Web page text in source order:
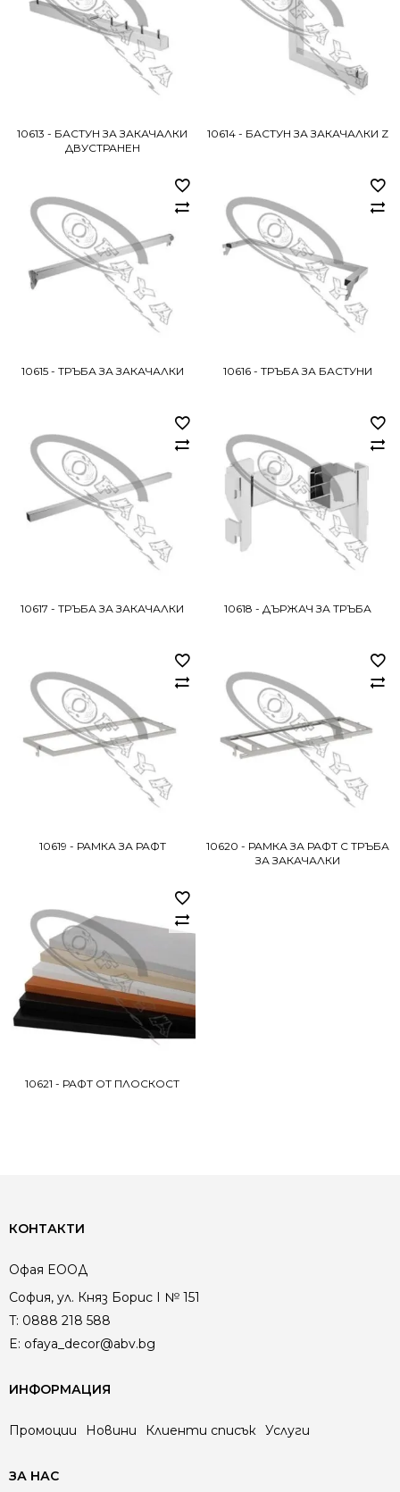
10613 - БАСТУН ЗА ЗАКАЧАЛКИ
ДВУСТРАНЕН
10614 - БАСТУН ЗА ЗАКАЧАЛКИ Z
10615 - ТРЪБА ЗА ЗАКАЧАЛКИ 10616 - ТРЪБА ЗА БАСТУНИ
10617 - ТРЪБА ЗА ЗАКАЧАЛКИ 10618 - ДЪРЖАЧ ЗА ТРЪБА
10619 - РАМКА ЗА РАФТ
10620 - РАМКА ЗА РАФТ С ТРЪБА
ЗА ЗАКАЧАЛКИ
10621 - РАФТ ОТ ПЛОСКОСТ
КОНТАКТИ
Офая EООД
София, ул. Княз Борис I № 151
T: 0888 218 588
E: ofaya_decor@abv.bg
ИНФОРМАЦИЯ
Промоции Новини Клиенти списък Услуги
ЗА НАС